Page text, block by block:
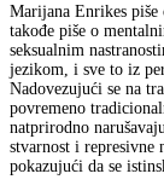
Marijana Enrikes
takođe piše o
seksualnim
jezikom, i sve to iz
Nadovezujući se na
povremeno
natprirodno
stvarnost i represivne
pokazujući da se